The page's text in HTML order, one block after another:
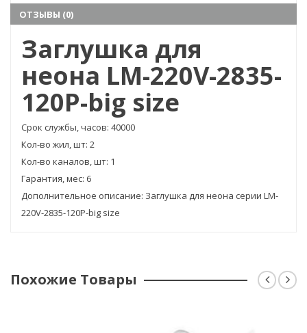
ОТЗЫВЫ (0)
Заглушка для
неона LM-220V-2835-
120P-big size
Срок службы, часов: 40000
Кол-во жил, шт: 2
Кол-во каналов, шт: 1
Гарантия, мес: 6
Дополнительное описание: Заглушка для неона серии LM-
220V-2835-120P-big size
Похожие Товары